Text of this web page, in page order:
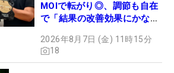
MOIで転がり◎、調節も自在
で「結果の改善効果にかなり
2026年8月7日 (金) 11時15分
18